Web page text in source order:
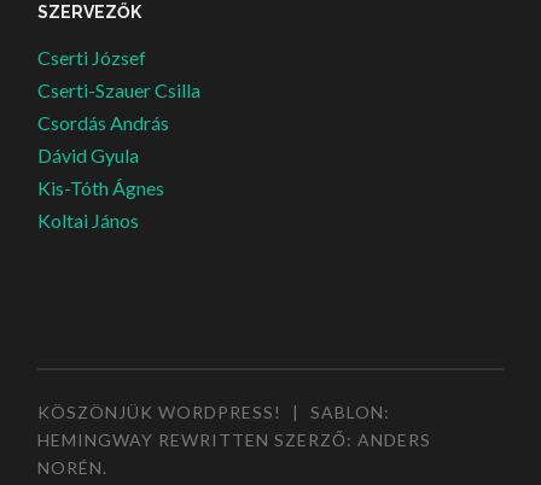
SZERVEZŐK
Cserti József
Cserti-Szauer Csilla
Csordás András
Dávid Gyula
Kis-Tóth Ágnes
Koltai János
KÖSZÖNJÜK WORDPRESS!
SABLON:
HEMINGWAY REWRITTEN SZERZŐ:ANDERS
NORÉN.